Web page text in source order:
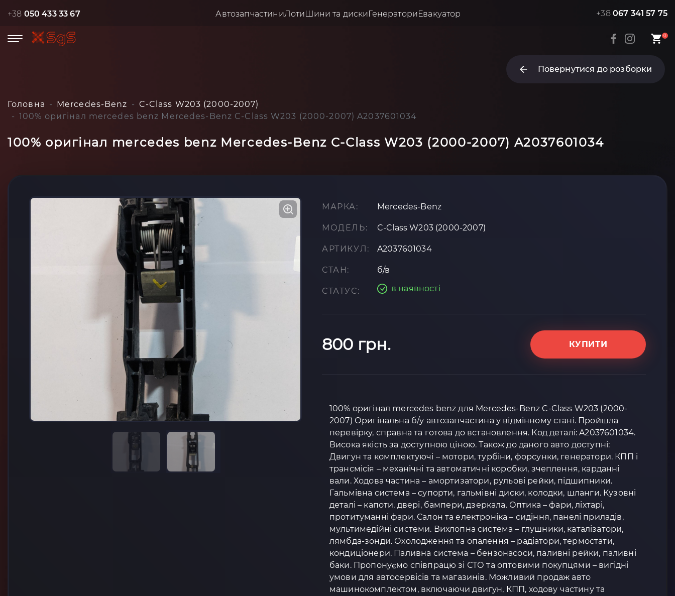
+38 050 433 33 67 АвтозапчастиниЛотиШини та дискиГенераториЕвакуатор +38 067 341 57 75
0
Повернутися до розборки
Головна Mercedes-Benz
C-Class W203 (2000-2007)
100% оригінал mercedes benz Mercedes-Benz C-Class W203 (2000-2007) A2037601034
100% оригінал mercedes benz Mercedes-Benz C-Class W203 (2000-2007) A2037601034
МАРКА: Mercedes-Benz
МОДЕЛЬ: C-Class W203 (2000-2007)
АРТИКУЛ: A2037601034
СТАН: б/в
СТАТУС: в наявності
800 грн. КУПИТИ
100% оригінал mercedes benz для Mercedes-Benz C-Class W203 (2000-
2007) Оригінальна б/у автозапчастина у відмінному стані. Пройшла
перевірку, справна та готова до встановлення. Код деталі: A2037601034.
Висока якість за доступною ціною. Також до даного авто доступні:
Двигун та комплектуючі – мотори, турбіни, форсунки, генератори. КПП і
трансмісія – механічні та автоматичні коробки, зчеплення, карданні
вали. Ходова частина – амортизатори, рульові рейки, підшипники.
Гальмівна система – супорти, гальмівні диски, колодки, шланги. Кузовні
деталі – капоти, двері, бампери, дзеркала. Оптика – фари, ліхтарі,
протитуманні фари. Салон та електроніка – сидіння, панелі приладів,
мультимедійні системи. Вихлопна система – глушники, каталізатори,
лямбда-зонди. Охолодження та опалення – радіатори, термостати,
кондиціонери. Паливна система – бензонасоси, паливні рейки, паливні
баки. Пропонуємо співпрацю зі СТО та оптовими покупцями – вигідні
умови для автосервісів та магазинів. Можливий продаж авто
машинокомплектом, включаючи двигун, КПП, ходову частину та